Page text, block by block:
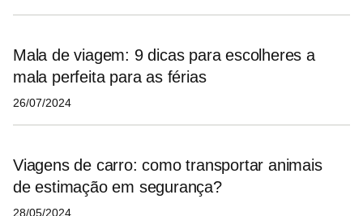
Mala de viagem: 9 dicas para escolheres a
mala perfeita para as férias
26/07/2024
Viagens de carro: como transportar animais
de estimação em segurança?
28/05/2024